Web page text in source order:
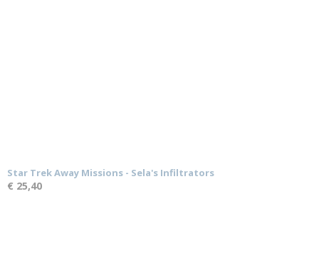
Star Trek Away Missions - Sela's Infiltrators
€ 25,40